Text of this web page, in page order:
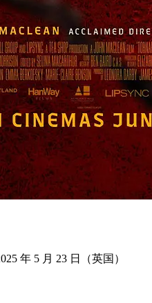
年 5 月 23 日（英国）